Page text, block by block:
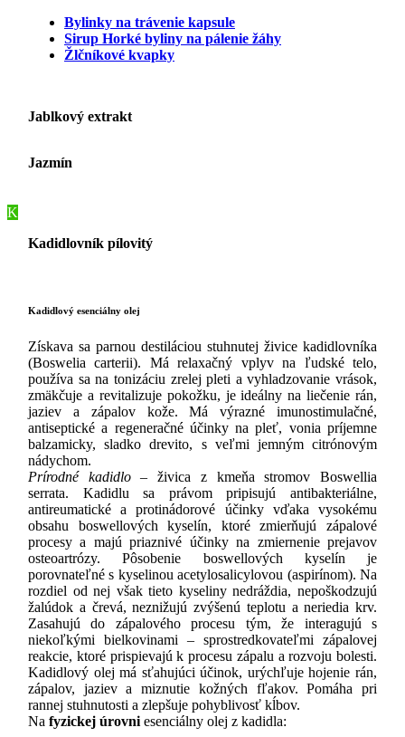
Bylinky na trávenie kapsule
Sirup Horké byliny na pálenie žáhy
Žlčníkové kvapky
Jablkový extrakt
Jazmín
K
Kadidlovník pílovitý
Kadidlový esenciálny olej
Získava sa parnou destiláciou stuhnutej živice kadidlovníka
(Boswelia carterii). Má relaxačný vplyv na ľudské telo,
používa sa na tonizáciu zrelej pleti a vyhladzovanie vrások,
zmäkčuje a revitalizuje pokožku, je ideálny na liečenie rán,
jaziev a zápalov kože. Má výrazné imunostimulačné,
antiseptické a regeneračné účinky na pleť, vonia príjemne
balzamicky, sladko drevito, s veľmi jemným citrónovým
nádychom.
Prírodné kadidlo– živica z kmeňa stromov Boswellia
serrata. Kadidlu sa právom pripisujú antibakteriálne,
antireumatické a protinádorové účinky vďaka vysokému
obsahu boswellových kyselín, ktoré zmierňujú zápalové
procesy a majú priaznivé účinky na zmiernenie prejavov
osteoartrózy. Pôsobenie boswellových kyselín je
porovnateľné s kyselinou acetylosalicylovou (aspirínom). Na
rozdiel od nej však tieto kyseliny nedráždia, nepoškodzujú
žalúdok a črevá, neznižujú zvýšenú teplotu a neriedia krv.
Zasahujú do zápalového procesu tým, že interagujú s
niekoľkými bielkovinami – sprostredkovateľmi zápalovej
reakcie, ktoré prispievajú k procesu zápalu a rozvoju bolesti.
Kadidlový olej má sťahujúci účinok, urýchľuje hojenie rán,
zápalov, jaziev a miznutie kožných fľakov. Pomáha pri
rannej stuhnutosti a zlepšuje pohyblivosť kĺbov.
Na fyzickej úrovni esenciálny olej z kadidla: